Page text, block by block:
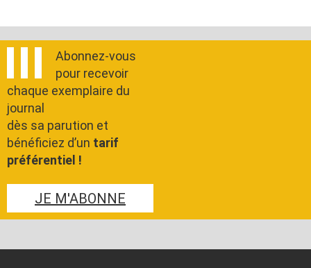
Abonnez-vous
pour recevoir
chaque exemplaire du
journal
dès sa parution et
bénéficiez d’un tarif
préférentiel !
JE M'ABONNE